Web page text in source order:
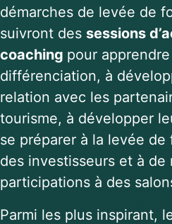
démarches de levée de
suivront des sessions
coaching pour
différenciation, à
relation avec les
tourisme, à développer
se préparer à la levée
des investisseurs et à de
participations à des
Parmi les plus inspirant,